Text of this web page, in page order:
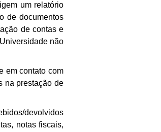
um relatório
de documentos
de contas e
não
em contato com
na prestação de
devolvidos
notas fiscais,